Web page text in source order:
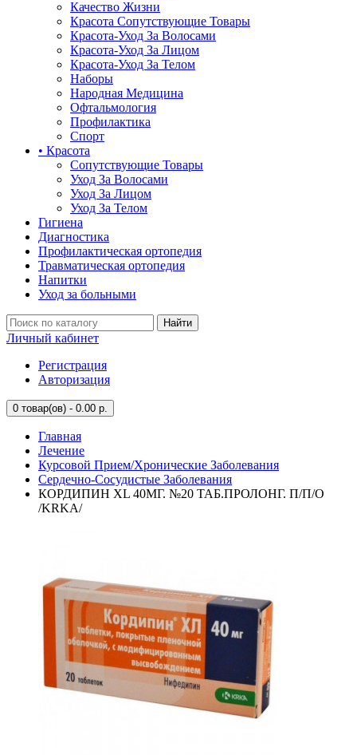
Качество Жизни
Красота Сопутствующие Товары
Красота-Уход За Волосами
Красота-Уход За Лицом
Красота-Уход За Телом
Наборы
Народная Медицина
Офтальмология
Профилактика
Спорт
• Красота
Сопутствующие Товары
Уход За Волосами
Уход За Лицом
Уход За Телом
Гигиена
Диагностика
Профилактическая ортопедия
Травматическая ортопедия
Напитки
Уход за больными
Найти
Личный кабинет
Регистрация
Авторизация
0 товар(ов) - 0.00 р.
Главная
Лечение
Курсовой Прием/Хронические Заболевания
Сердечно-Сосудистые Заболевания
КОРДИПИН XL 40МГ. №20 ТАБ.ПРОЛОНГ. П/П/О
/KRKA/